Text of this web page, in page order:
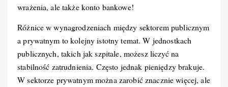
wrażenia, ale także konto bankowe!
Różnice w wynagrodzeniach między sektorem publicznym
a prywatnym to kolejny istotny temat. W jednostkach
publicznych, takich jak szpitale, możesz liczyć na
stabilność zatrudnienia. Często jednak pieniędzy brakuje.
W sektorze prywatnym można zarobić znacznie więcej, ale